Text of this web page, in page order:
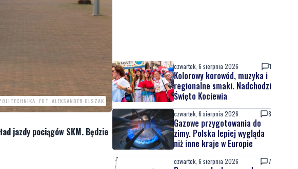
FOT. ALEKSANDER OLSZAK
jazdy pociągów SKM. Będzie
czwartek, 6 sierpnia 2026 1
Kolorowy korowód, muzyka i
regionalne smaki. Nadchodzi
Święto Kociewia
czwartek, 6 sierpnia 2026 8
Gazowe przygotowania do
zimy. Polska lepiej wygląda
niż inne kraje w Europie
czwartek, 6 sierpnia 2026 7